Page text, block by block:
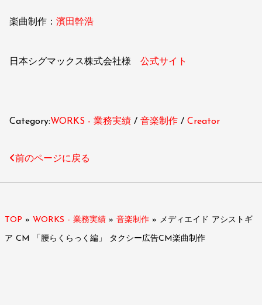
楽曲制作： 濱田幹浩
日本シグマックス株式会社様 公式サイト
Category:WORKS - 業務実績 音楽制作 Creator
前のページに戻る
TOP » WORKS - 業務実績 » 音楽制作 » メディエイド アシストギ
ア CM 「腰らくらっく編」 タクシー広告CM楽曲制作